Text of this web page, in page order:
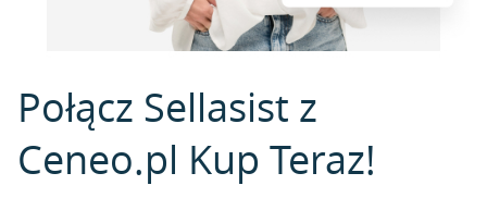
Połącz Sellasist z
Ceneo.pl Kup Teraz!